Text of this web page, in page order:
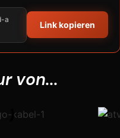
a
Link kopieren
von...